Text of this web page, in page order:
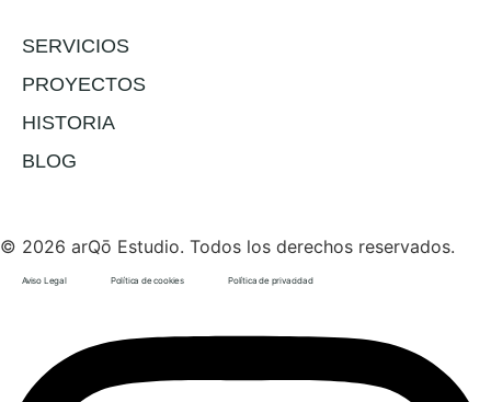
SERVICIOS
PROYECTOS
HISTORIA
BLOG
© 2026 arQō Estudio. Todos los derechos reservados.
Aviso Legal Política de cookies Política de privacidad